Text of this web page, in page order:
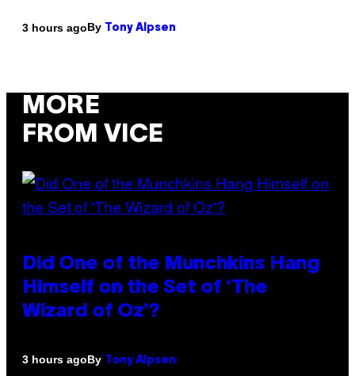
3 hours agoBy Tony Alpsen
MORE
FROM VICE
Did One of the Munchkins Hang
Himself on the Set of ‘The
Wizard of Oz’?
3 hours agoBy Tony Alpsen